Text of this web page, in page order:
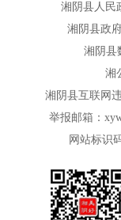
湘阴县人民
湘阴县政
湘阴县
湘
湘阴县互联网
举报邮箱：
网站标识